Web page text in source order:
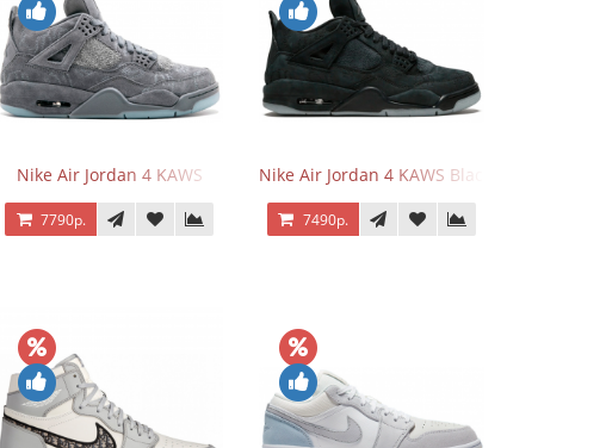
Nike Air Jordan 4 KAWS
7790р.
Nike Air Jordan 4 KAWS Black
7490р.